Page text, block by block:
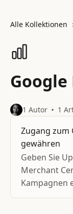
Alle Kollektionen
1 Autor 1
Zugang zum
gewähren
Geben Sie
Merchant
Kampagnen